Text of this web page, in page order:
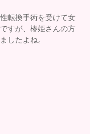
転換手術を受けて女
すが、椿姫さんの方
したよね。